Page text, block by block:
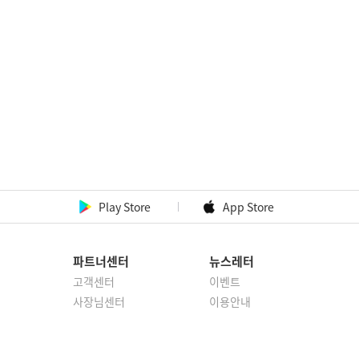
App Store
Play Store
파트너센터
고객센터
사장님센터
뉴스레터
이벤트
이용안내